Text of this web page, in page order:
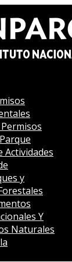
Actividades
y
Y
Naturales